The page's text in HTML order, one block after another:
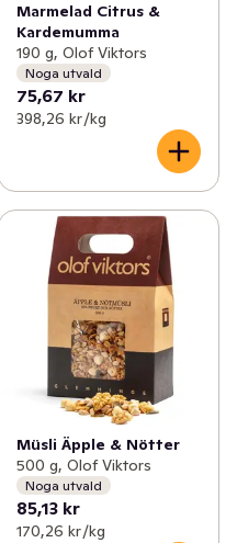
Marmelad Citrus &
Kardemumma
190 g, Olof Viktors
Noga utvald
75,67 kr
398,26 kr /kg
Müsli Äpple & Nötter
500 g, Olof Viktors
Noga utvald
85,13 kr
170,26 kr /kg